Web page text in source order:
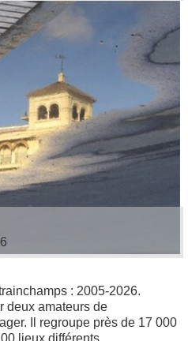
: 2005-2026.
deux amateurs de
Il regroupe près de 17 000
lieux différents.